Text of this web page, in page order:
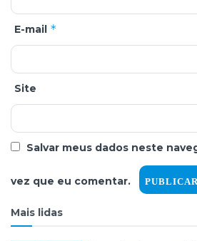
E-mail *
Site
Salvar meus dados neste
vez que eu comentar.
Mais lidas